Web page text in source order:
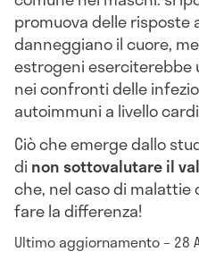
promuova delle risposte
danneggiano il cuore,
estrogeni
nei confronti delle
autoimmuni a livello
Ciò che emerge dallo
di non sottovalutare il
che, nel caso di
fare la differenza!
Ultimo aggiornamento – 28